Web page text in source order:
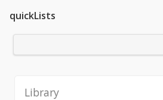
quickLists
Library